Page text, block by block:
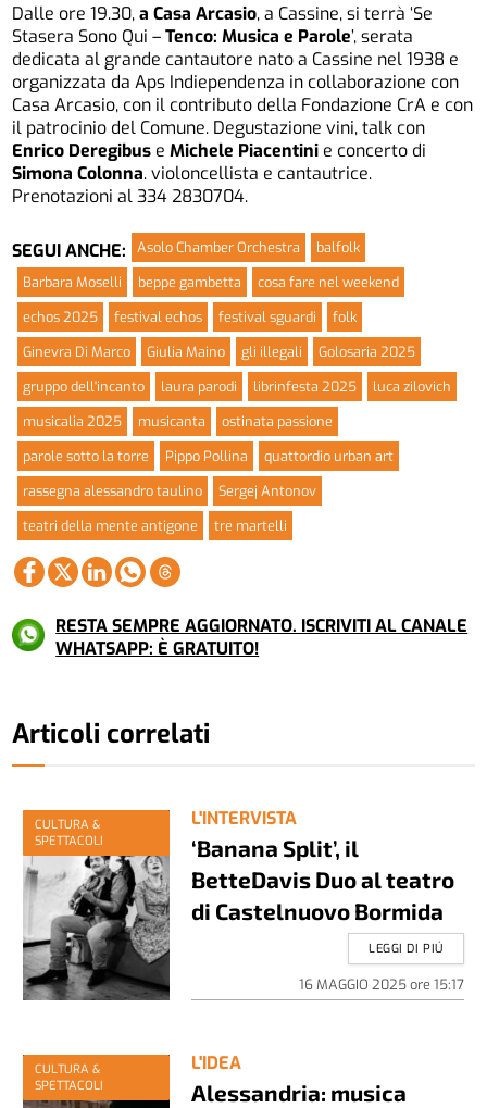
Dalle ore 19.30,a Casa Arcasio, a Cassine, si terrà ‘Se
Stasera Sono Qui –Tenco: Musica e Parole’, serata
dedicata al grande cantautore nato a Cassine nel 1938 e
organizzata da Aps Indiependenza in collaborazione con
Casa Arcasio, con il contributo della Fondazione CrA e con
il patrocinio del Comune. Degustazione vini, talk con
Enrico Deregibus eMichele Piacentini e concerto di
Simona Colonna. violoncellista e cantautrice.
Prenotazioni al 334 2830704.
SEGUI ANCHE: Asolo Chamber Orchestra
balfolk
Barbara Moselli
beppe gambetta
cosa fare nel weekend
echos 2025
festival echos festival sguardi
folk
Ginevra Di Marco
Giulia Maino gli illegali
Golosaria 2025
gruppo dell'incanto
laura parodi librinfesta 2025
luca zilovich
musicalia 2025
musicanta
ostinata passione
parole sotto la torre
Pippo Pollina
quattordio urban art
rassegna alessandro taulino
Sergej Antonov
teatri della mente antigone
tre martelli
RESTA SEMPRE AGGIORNATO. ISCRIVITI AL CANALE
WHATSAPP: È GRATUITO!
Articoli correlati
CULTURA &
SPETTACOLI
L'INTERVISTA
‘Banana Split’, il
BetteDavis Duo al teatro
di Castelnuovo Bormida
16 MAGGIO 2025ore 15:17
LEGGI DI PIÚ
CULTURA &
SPETTACOLI
L'IDEA
Alessandria: musica